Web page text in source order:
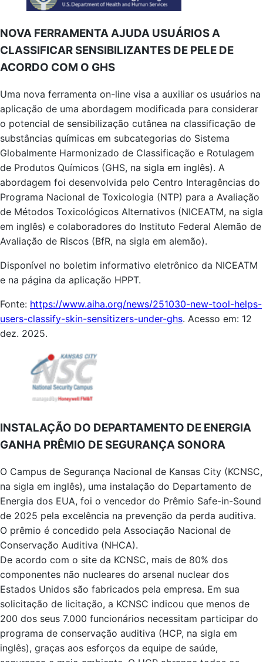
NOVA FERRAMENTA AJUDA USUÁRIOS A
CLASSIFICAR SENSIBILIZANTES DE PELE DE
ACORDO COM O GHS
Uma nova ferramenta on-line visa a auxiliar os usuários na
aplicação de uma abordagem modificada para considerar
o potencial de sensibilização cutânea na classificação de
substâncias químicas em subcategorias do Sistema
Globalmente Harmonizado de Classificação e Rotulagem
de Produtos Químicos (GHS, na sigla em inglês). A
abordagem foi desenvolvida pelo Centro Interagências do
Programa Nacional de Toxicologia (NTP) para a Avaliação
de Métodos Toxicológicos Alternativos (NICEATM, na sigla
em inglês) e colaboradores do Instituto Federal Alemão de
Avaliação de Riscos (BfR, na sigla em alemão).
Disponível no boletim informativo eletrônico da NICEATM
e na página da aplicação HPPT.
Fonte: https://www.aiha.org/news/251030-new-tool-helps-
users-classify-skin-sensitizers-under-ghs. Acesso em: 12
dez. 2025.
INSTALAÇÃO DO DEPARTAMENTO DE ENERGIA
GANHA PRÊMIO DE SEGURANÇA SONORA
O Campus de Segurança Nacional de Kansas City (KCNSC,
na sigla em inglês), uma instalação do Departamento de
Energia dos EUA, foi o vencedor do Prêmio Safe-in-Sound
de 2025 pela excelência na prevenção da perda auditiva.
O prêmio é concedido pela Associação Nacional de
Conservação Auditiva (NHCA).
De acordo com o site da KCNSC, mais de 80% dos
componentes não nucleares do arsenal nuclear dos
Estados Unidos são fabricados pela empresa. Em sua
solicitação de licitação, a KCNSC indicou que menos de
200 dos seus 7.000 funcionários necessitam participar do
programa de conservação auditiva (HCP, na sigla em
inglês), graças aos esforços da equipe de saúde,